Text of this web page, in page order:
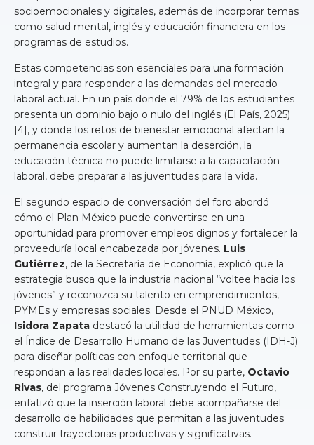
socioemocionales y digitales, además de incorporar temas
como salud mental, inglés y educación financiera en los
programas de estudios.
Estas competencias son esenciales para una formación
integral y para responder a las demandas del mercado
laboral actual. En un país donde el 79% de los estudiantes
presenta un dominio bajo o nulo del inglés (El País, 2025)
[4], y donde los retos de bienestar emocional afectan la
permanencia escolar y aumentan la deserción, la
educación técnica no puede limitarse a la capacitación
laboral, debe preparar a las juventudes para la vida.
El segundo espacio de conversación del foro abordó
cómo el Plan México puede convertirse en una
oportunidad para promover empleos dignos y fortalecer la
proveeduría local encabezada por jóvenes. Luis
Gutiérrez, de la Secretaría de Economía, explicó que la
estrategia busca que la industria nacional “voltee hacia los
jóvenes” y reconozca su talento en emprendimientos,
PYMEs y empresas sociales. Desde el PNUD México,
Isidora Zapata destacó la utilidad de herramientas como
el Índice de Desarrollo Humano de las Juventudes (IDH-J)
para diseñar políticas con enfoque territorial que
respondan a las realidades locales. Por su parte, Octavio
Rivas, del programa Jóvenes Construyendo el Futuro,
enfatizó que la inserción laboral debe acompañarse del
desarrollo de habilidades que permitan a las juventudes
construir trayectorias productivas y significativas.